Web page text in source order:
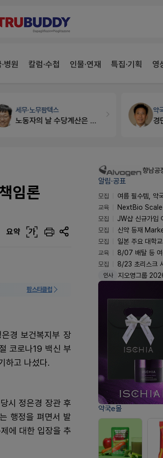
병원 칼럼·수첩 인물·연재 특집·기획 영
약국세무미래 세무법인
경단녀요건중 근로스득원천징수액
약
문
임론
요약 가
팜스타클럽
경 보건복지부 장
코로나19 백신 부
하고 나섰다.
시 정은경 장관 후
행정을 펴면서 발
에 대한 입장을 추
알림·공표
모집
여름 필수템, 약
교육
NextBio
모집
JW샵 신규가입
모집
신약 등재
모집
일본 주요 대학
교육
8/07 배탈 등 여
모집
8/23 초리스크
인사 지오영그룹
약국e몰